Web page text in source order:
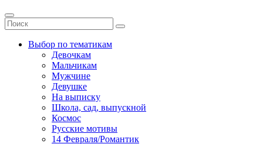
Выбор по тематикам
Девочкам
Мальчикам
Мужчине
Девушке
На выписку
Школа, сад, выпускной
Космос
Русские мотивы
14 Февраля/Романтик